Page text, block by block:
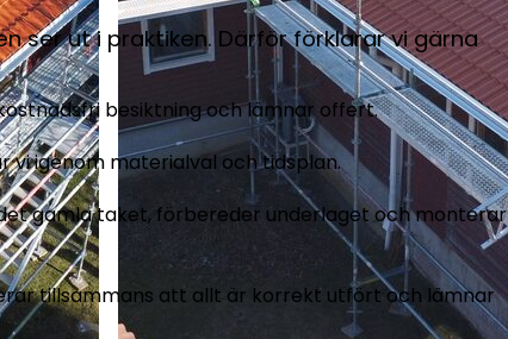
ser ut i praktiken. Därför förklarar vi gärna
besiktning och lämnar offert.
vi igenom materialval och tidsplan.
gamla taket, förbereder underlaget och monterar
tillsammans att allt är korrekt utfört och lämnar